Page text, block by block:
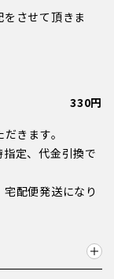
させて頂きま
330円
きます。
定、代金引換で
配便発送になり